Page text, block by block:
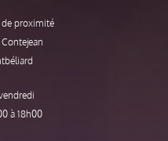
de proximité
à 18h00